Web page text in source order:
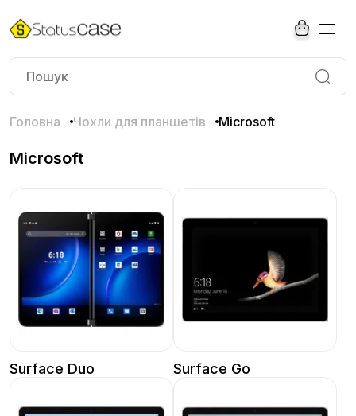
Головна Чохли для планшетів Microsoft
Microsoft
Surface Duo Surface Go